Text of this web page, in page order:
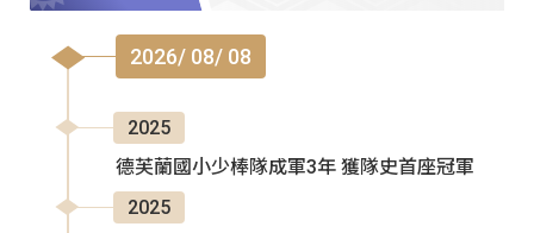
2026/ 08/ 08
2025
德芙蘭國小少棒隊成軍3年 獲隊史首座冠軍
2025